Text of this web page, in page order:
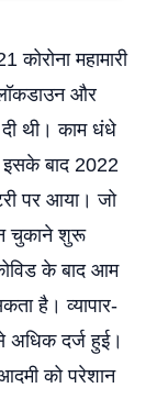
महामारी
और
थी। काम धंधे
बाद 2022
पर आया। जो
चुकाने शुरू
के बाद आम
है। व्यापार-
अधिक दर्ज हुई।
को परेशान